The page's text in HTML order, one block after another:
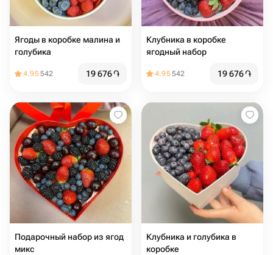
Ягоды в коробке малина и
голубика
4.95542 19 676֏
Клубника в коробке
ягодный набор
4.95542 19 676֏
Подарочный набор из ягод
микс
Клубника и голубика в
коробке